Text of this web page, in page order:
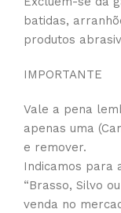
batidas,
produtos
IMPORTANTE
Vale a pena
apenas uma
e remover.
Indicamos para
“Brasso, Silvo
venda no